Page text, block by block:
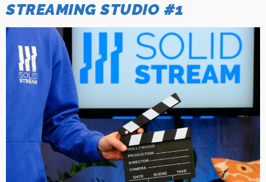
STREAMING STUDIO #1